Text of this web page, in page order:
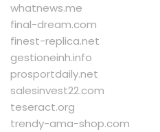
whatnews.me
final-dream.com
finest-replica.net
gestioneinh.info
prosportdaily.net
salesinvest22.com
teseract.org
trendy-ama-shop.com